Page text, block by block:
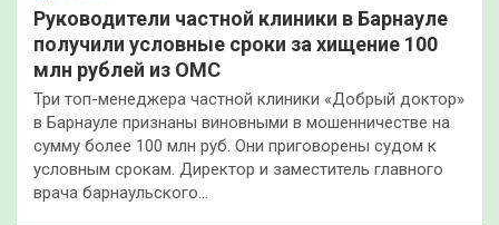
Руководители частной клиники в Барнауле
получили условные сроки за хищение 100
млн рублей из ОМС
Три топ-менеджера частной клиники «Добрый доктор»
в Барнауле признаны виновными в мошенничестве на
сумму более 100 млн руб. Они приговорены судом к
условным срокам. Директор и заместитель главного
врача барнаульского…